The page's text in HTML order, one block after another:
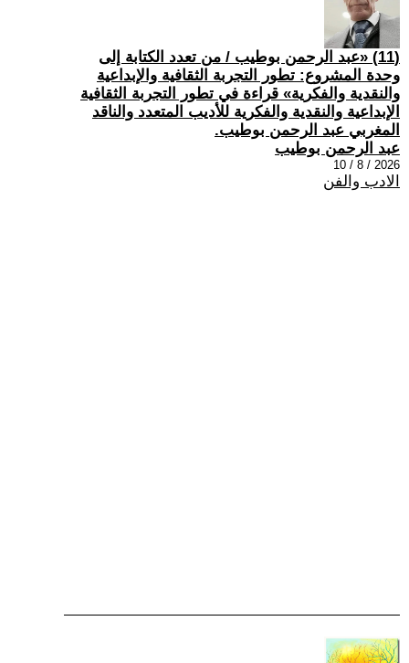
(11) «عبد الرحمن بوطيب / من تعدد الكتابة إلى
وحدة المشروع: تطور التجربة الثقافية والإبداعية
والنقدية والفكرية» قراءة في تطور التجربة الثقافية
الإبداعية والنقدية والفكرية للأديب المتعدد والناقد
المغربي عبد الرحمن بوطيب.
عبد الرحمن بوطيب
2026 / 8 / 10
الادب والفن